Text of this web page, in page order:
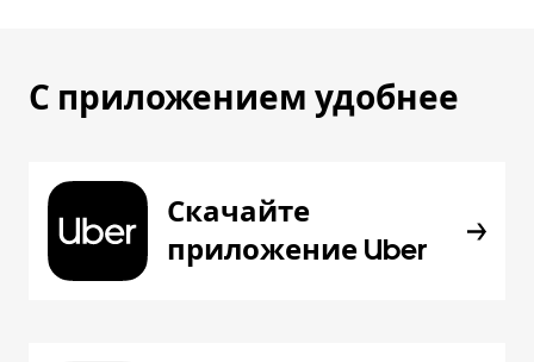
С приложением удобнее
Скачайте
приложение Uber